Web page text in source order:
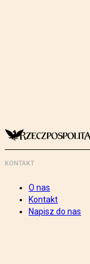
KONTAKT
O nas
Kontakt
Napisz do nas